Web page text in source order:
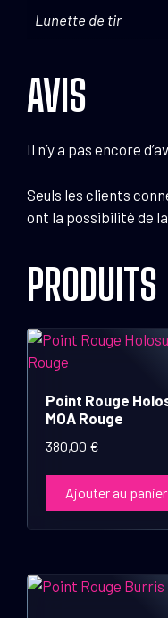
Lunette de tir
AVIS
Il n’y a pas encore
Seuls les clients
ont la possibilité de
Point Rouge
MOA Rouge
380,00 €
Ajouter au panier